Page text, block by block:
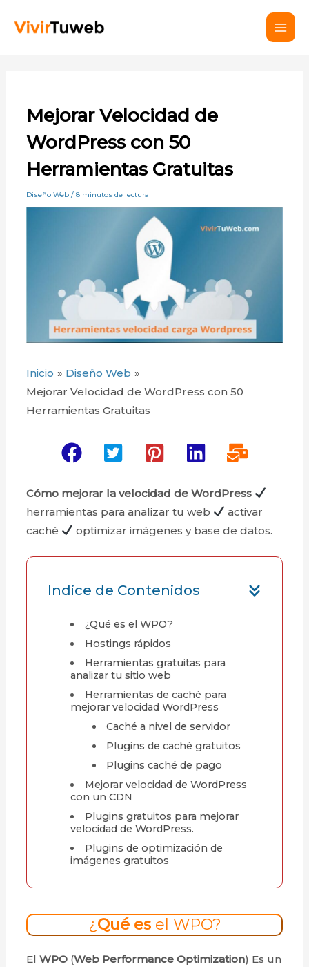
Mejorar Velocidad de
WordPress con 50
Herramientas Gratuitas
Diseño Web /8 minutos de lectura
Inicio
Diseño Web
Mejorar Velocidad de WordPress con 50
Herramientas Gratuitas
Cómo mejorar la velocidad de WordPress
herramientas para analizar tu web
activar
caché
optimizar imágenes y base de datos.
Indice de Contenidos
¿Qué es el WPO?
Hostings rápidos
Herramientas gratuitas para
analizar tu sitio web
Herramientas de caché para
mejorar velocidad WordPress
Caché a nivel de servidor
Plugins de caché gratuitos
Plugins caché de pago
Mejorar velocidad de WordPress
con un CDN
Plugins gratuitos para mejorar
velocidad de WordPress.
Plugins de optimización de
imágenes gratuitos
¿ Qué esel WPO?
ElWPO (Web Performance Optimization) Es un